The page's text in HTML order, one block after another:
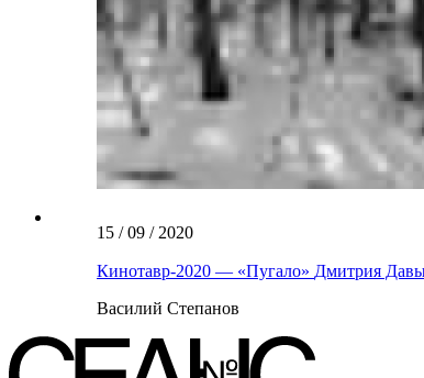
15 / 09 / 2020
Кинотавр-2020 — «Пугало» Дмитрия
Василий Степанов